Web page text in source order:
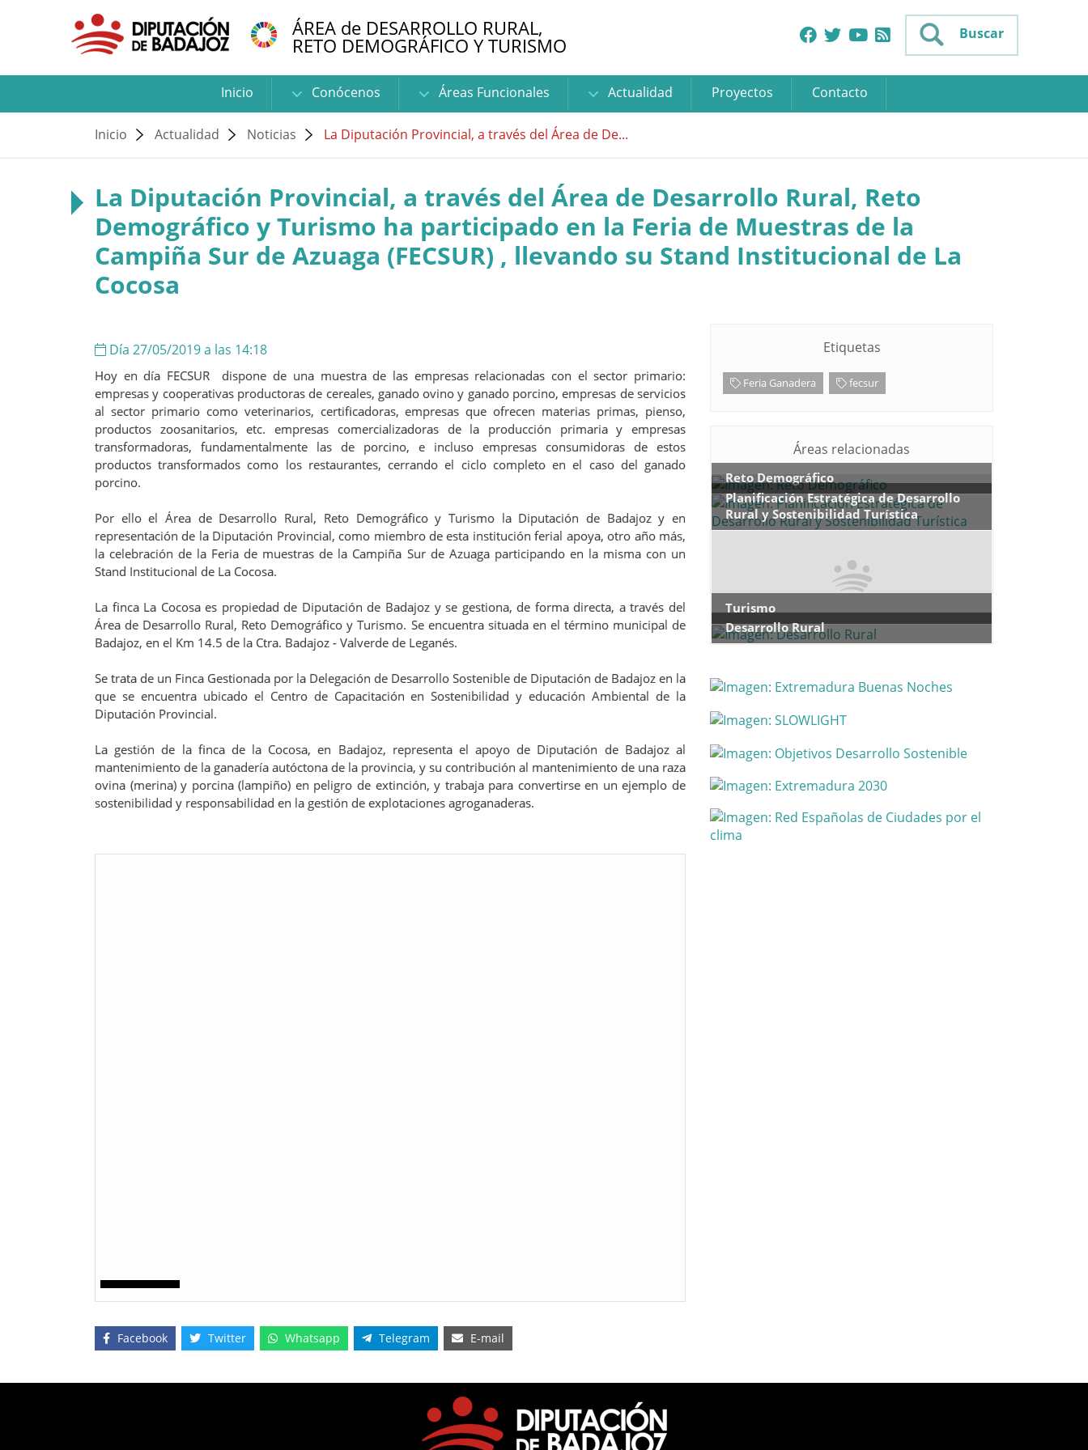
ÁREA de DESARROLLO RURAL,
RETO DEMOGRÁFICO Y TURISMO Buscar
Inicio Conócenos Áreas Funcionales Actualidad Proyectos Contacto
Inicio Actualidad Noticias La Diputación Provincial, a través del Área de De...
La Diputación Provincial, a través del Área de Desarrollo Rural, Reto
Demográfico y Turismo ha participado en la Feria de Muestras de la
Campiña Sur de Azuaga (FECSUR) , llevando su Stand Institucional de La
Cocosa
Día 27/05/2019 a las 14:18
Hoy en día FECSUR dispone de una muestra de las empresas relacionadas con el sector primario:
empresas y cooperativas productoras de cereales, ganado ovino y ganado porcino, empresas de servicios
al sector primario como veterinarios, certificadoras, empresas que ofrecen materias primas, pienso,
productos zoosanitarios, etc. empresas comercializadoras de la producción primaria y empresas
transformadoras, fundamentalmente las de porcino, e incluso empresas consumidoras de estos
productos transformados como los restaurantes, cerrando el ciclo completo en el caso del ganado
porcino.
Por ello el Área de Desarrollo Rural, Reto Demográfico y Turismo la Diputación de Badajoz y en
representación de la Diputación Provincial, como miembro de esta institución ferial apoya, otro año más,
la celebración de la Feria de muestras de la Campiña Sur de Azuaga participando en la misma con un
Stand Institucional de La Cocosa.
La finca La Cocosa es propiedad de Diputación de Badajoz y se gestiona, de forma directa, a través del
Área de Desarrollo Rural, Reto Demográfico y Turismo. Se encuentra situada en el término municipal de
Badajoz, en el Km 14.5 de la Ctra. Badajoz - Valverde de Leganés.
Se trata de un Finca Gestionada por la Delegación de Desarrollo Sostenible de Diputación de Badajoz en la
que se encuentra ubicado el Centro de Capacitación en Sostenibilidad y educación Ambiental de la
Diputación Provincial.
La gestión de la finca de la Cocosa, en Badajoz, representa el apoyo de Diputación de Badajoz al
mantenimiento de la ganadería autóctona de la provincia, y su contribución al mantenimiento de una raza
ovina (merina) y porcina (lampiño) en peligro de extinción, y trabaja para convertirse en un ejemplo de
sostenibilidad y responsabilidad en la gestión de explotaciones agroganaderas.
Facebook Twitter Whatsapp Telegram E-mail
Etiquetas
Feria Ganadera fecsur
Áreas relacionadas
Reto Demográfico
Planificación Estratégica de Desarrollo
Rural y Sostenibilidad Turística
Turismo
Desarrollo Rural